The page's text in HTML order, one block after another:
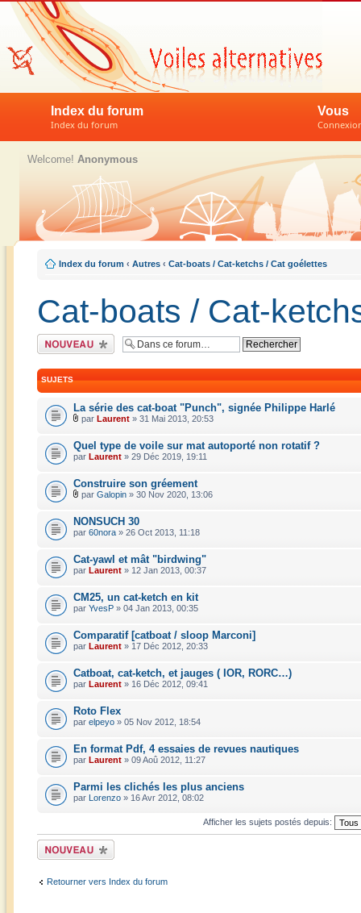
Index du forum
Index du forum
Vous
Welcome! Anonymous
Index du forum ‹ Autres ‹ Cat-boats / Cat-ketchs / Cat goélettes
Cat-boats / Cat-
Écrire un nouveau
sujet
SUJETS
La série des cat-boat "Punch", signée Philippe Harlé
par Laurent » 31 Mai 2013, 20:53
Quel type de voile sur mat autoporté non rotatif ?
par Laurent » 29 Déc 2019, 19:11
Construire son gréement
par Galopin » 30 Nov 2020, 13:06
NONSUCH 30
par 60nora » 26 Oct 2013, 11:18
Cat-yawl et mât "birdwing"
par Laurent » 12 Jan 2013, 00:37
CM25, un cat-ketch en kit
par YvesP » 04 Jan 2013, 00:35
Comparatif [catboat / sloop Marconi]
par Laurent » 17 Déc 2012, 20:33
Catboat, cat-ketch, et jauges ( IOR, RORC…)
par Laurent » 16 Déc 2012, 09:41
Roto Flex
par elpeyo » 05 Nov 2012, 18:54
En format Pdf, 4 essaies de revues nautiques
par Laurent » 09 Aoû 2012, 11:27
Parmi les clichés les plus anciens
par Lorenzo » 16 Avr 2012, 08:02
Afficher les sujets postés depuis:
Écrire un nouveau
sujet
Retourner vers Index du forum